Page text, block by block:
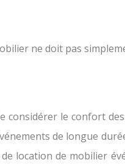
ne doit pas
considérer le confort
de longue
location de mobilier